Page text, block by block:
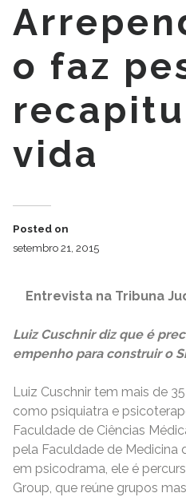
o faz
vida
Posted on
setembro 21, 2015
Entrevista na Tribuna
Luiz Cuschnir diz que é
empenho para construir o
Luiz Cuschnir tem mais de
como psiquiatra e
Faculdade de Ciências
pela Faculdade de Medicina
em psicodrama, ele é
Group, que reúne grupos